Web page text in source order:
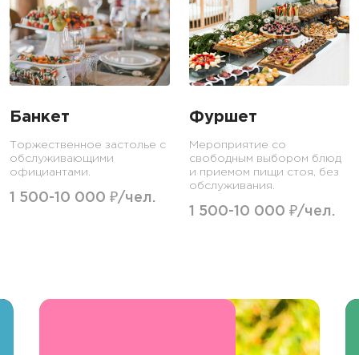
Банкет
Торжественное застолье с
обслуживающими
официантами.
1 500-10 000 ₽/чел.
Фуршет
Мероприятие со
свободным выбором блюд
и приемом пищи стоя, без
обслуживания.
1 500-10 000 ₽/чел.